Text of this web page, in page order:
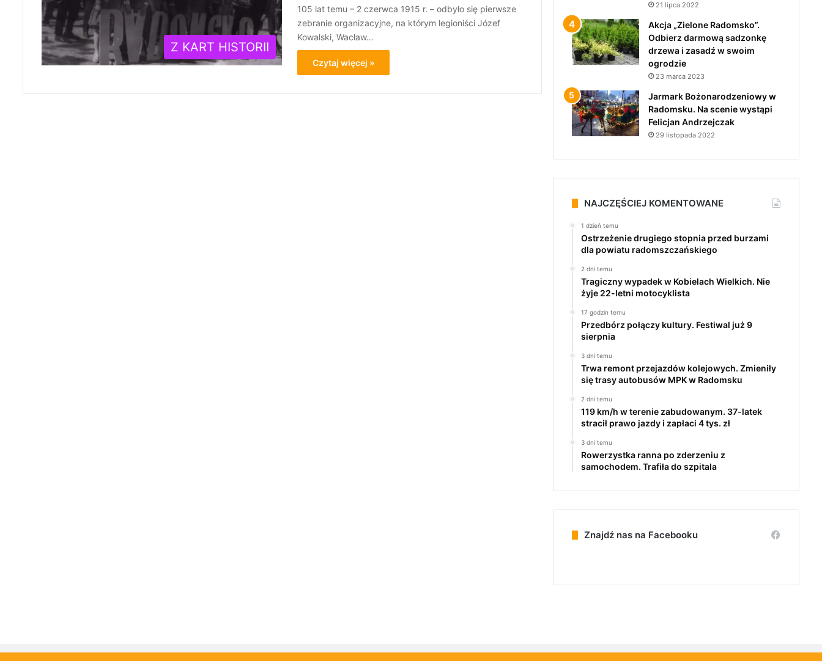
Z KART HISTORII
105 lat temu – 2 czerwca 1915 r. – odbyło się pierwsze
zebranie organizacyjne, na którym legioniści Józef
Kowalski, Wacław…
Czytaj więcej »
21 lipca 2022
Akcja „Zielone Radomsko”.
Odbierz darmową sadzonkę
drzewa i zasadź w swoim
ogrodzie
23 marca 2023
Jarmark Bożonarodzeniowy w
Radomsku. Na scenie wystąpi
Felicjan Andrzejczak
29 listopada 2022
NAJCZĘŚCIEJ KOMENTOWANE
1 dzień temu
Ostrzeżenie drugiego stopnia przed burzami
dla powiatu radomszczańskiego
2 dni temu
Tragiczny wypadek w Kobielach Wielkich. Nie
żyje 22-letni motocyklista
17 godzin temu
Przedbórz połączy kultury. Festiwal już 9
sierpnia
3 dni temu
Trwa remont przejazdów kolejowych. Zmieniły
się trasy autobusów MPK w Radomsku
2 dni temu
119 km/h w terenie zabudowanym. 37-latek
stracił prawo jazdy i zapłaci 4 tys. zł
3 dni temu
Rowerzystka ranna po zderzeniu z
samochodem. Trafiła do szpitala
Znajdź nas na Facebooku